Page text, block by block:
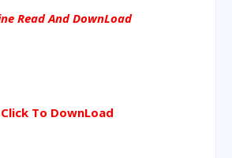
Read And DownLoad
Click To DownLoad